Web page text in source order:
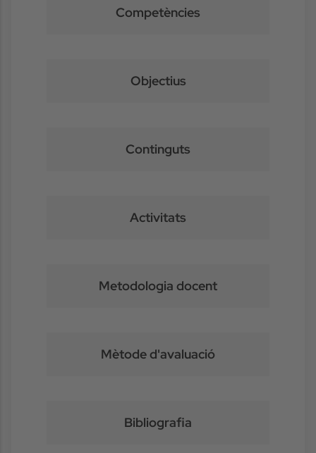
Competències
Objectius
Continguts
Activitats
Metodologia docent
Mètode d'avaluació
Bibliografia